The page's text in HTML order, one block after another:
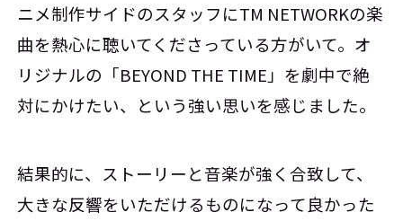
ニメ制作サイドのスタッフにTM NETWORKの楽
曲を熱心に聴いてくださっている方がいて。オ
リジナルの「BEYOND THE TIME」を劇中で絶
対にかけたい、という強い思いを感じました。
結果的に、ストーリーと音楽が強く合致して、
大きな反響をいただけるものになって良かった